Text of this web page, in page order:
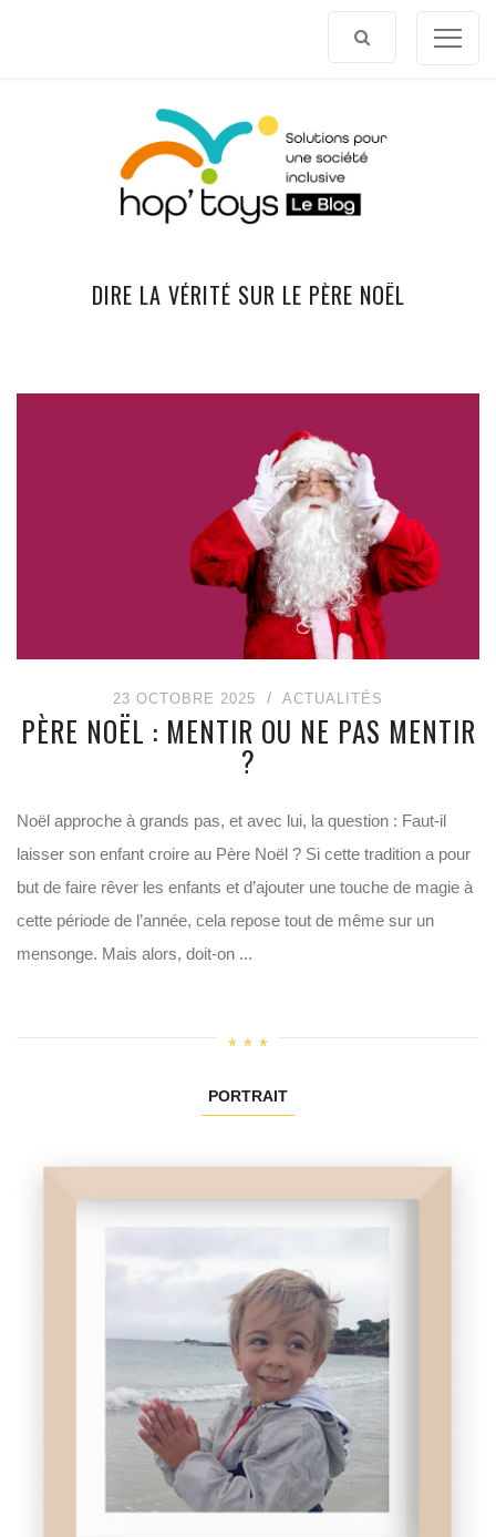
DIRE LA VÉRITÉ SUR LE PÈRE NOËL
23 OCTOBRE 2025 ACTUALITÉS
PÈRE NOËL : MENTIR OU NE PAS MENTIR
?
Noël approche à grands pas, et avec lui, la question : Faut-il
laisser son enfant croire au Père Noël ? Si cette tradition a pour
but de faire rêver les enfants et d’ajouter une touche de magie à
cette période de l’année, cela repose tout de même sur un
mensonge. Mais alors, doit-on ...
PORTRAIT